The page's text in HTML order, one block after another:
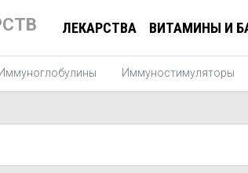
ЛЕКАРСТВА ВИТАМИНЫ И
Иммуноглобулины Иммуностимуляторы